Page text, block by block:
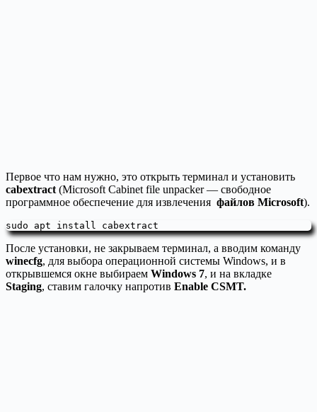
Первое что нам нужно, это открыть терминал и установить
cabextract (Microsoft Cabinet file unpacker — свободное
программное обеспечение для извлечения файлов Microsoft).
sudo apt install cabextract
После установки, не закрываем терминал, а вводим команду
winecfg, для выбора операционной системы Windows, и в
открывшемся окне выбираем Windows 7, и на вкладке
Staging, ставим галочку напротив Enable CSMT.